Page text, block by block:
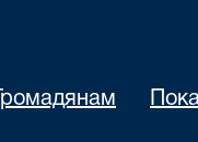
Громадянам